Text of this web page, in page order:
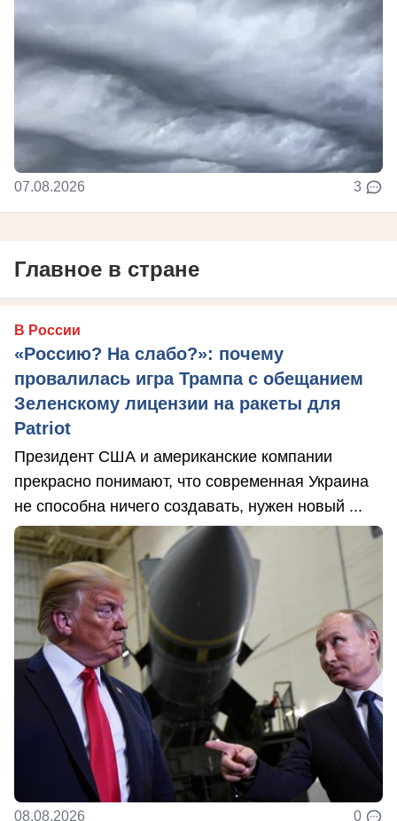
07.08.2026 3
Главное в стране
В России
«Россию? На слабо?»: почему
провалилась игра Трампа с обещанием
Зеленскому лицензии на ракеты для
Patriot
Президент США и американские компании
прекрасно понимают, что современная Украина
не способна ничего создавать, нужен новый ...
08.08.2026 0